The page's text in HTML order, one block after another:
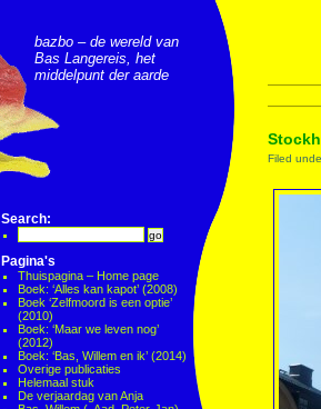
bazbo – de wereld van
Bas Langereis, het
middelpunt der aarde
Search:
Pagina's
Thuispagina – Home page
Boek: ‘Alles kan kapot’ (2008)
Boek ‘Zelfmoord is een optie’
(2010)
Boek: ‘Maar we leven nog’
(2012)
Boek: ‘Bas, Willem en ik’ (2014)
Overige publicaties
Helemaal stuk
De verjaardag van Anja
Filed